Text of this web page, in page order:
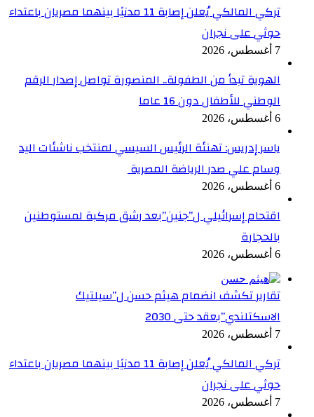
تركي المالكي يُعلن إصابة 11 مدنيًا بينهما مصريان باعتداء
حوثي على نجران
7 أغسطس، 2026
الهوية تبدأ من الطفولة.. المنصورة تواصل إصدار الرقم
الوطني للأطفال دون 16 عاما
6 أغسطس، 2026
ياسر إدريس: تهنئة الرئيس السيسي لمنتخب ناشئات اليد
وسام علي صدر الرياضة المصرية
6 أغسطس، 2026
اقتحام إسرائيلي ل”جنين”بعد رشق مركبة لمستوطنين
بالحجارة
6 أغسطس، 2026
تقارير تكشف انضمام هيثم حسن ل”سيلتيك
الاسكتلندي”بعقد حتى 2030
7 أغسطس، 2026
تركي المالكي يُعلن إصابة 11 مدنيًا بينهما مصريان باعتداء
حوثي على نجران
7 أغسطس، 2026